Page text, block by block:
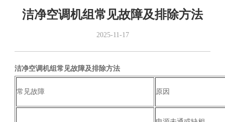
洁净空调机组常见故障及排除方法
2025-11-17
洁净空调机组常见故障及排除方法
常见故障 原因